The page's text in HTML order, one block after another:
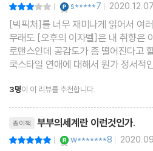
| s*****7 | 2020.12.07
[빅픽처]를 너무 재미나게 읽어서 여
무래도 [오후의 이자벨]은 내 취향은
로맨스인데 공감도가 좀 떨어진다고
쿡스타일 연애에 대해서 뭔가 정서적
들이 젊었을 적이 70년대 였음에도
시대적이라기 보다 문화적 차이가 아
3명이 이 리뷰를 추천합니다.
종이책 부부의세계란 이런것인가.
| w*******8 |